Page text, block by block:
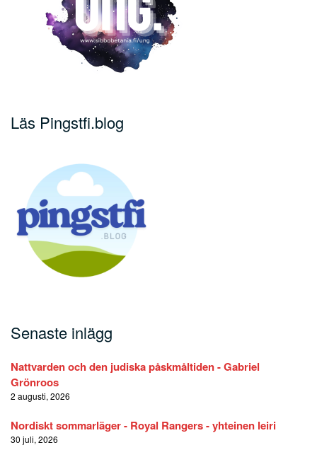
Läs Pingstfi.blog
Senaste inlägg
Nattvarden och den judiska påskmåltiden - Gabriel
Grönroos
2 augusti, 2026
Nordiskt sommarläger - Royal Rangers - yhteinen leiri
30 juli, 2026